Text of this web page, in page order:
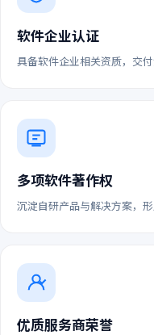
软件企业认证
具备软件企业相关资质，交付
多项软件著作权
沉淀自研产品与解决方案，形
优质服务商荣誉